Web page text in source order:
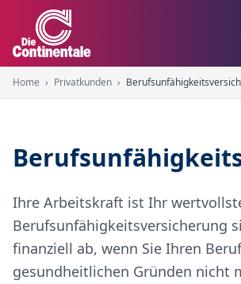
Home › Privatkunden ›
Ihre Arbeitskraft ist Ihr
Berufsunfähigkeitsversicherung
finanziell ab, wenn Sie Ihren
gesundheitlichen Gründen nicht